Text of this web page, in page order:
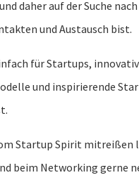
daher auf der Suche
und Austausch bist.
für Startups,
und inspirierende
Startup Spirit mitreißen
beim Networking gerne